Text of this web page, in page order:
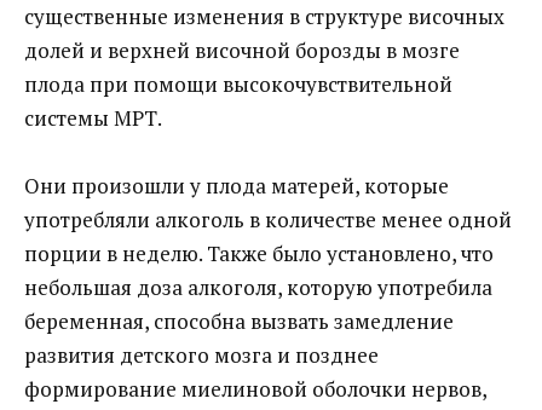
существенные изменения в структуре височных
долей и верхней височной борозды в мозге
плода при помощи высокочувствительной
системы МРТ.
Они произошли у плода матерей, которые
употребляли алкоголь в количестве менее одной
порции в неделю. Также было установлено, что
небольшая доза алкоголя, которую употребила
беременная, способна вызвать замедление
развития детского мозга и позднее
формирование миелиновой оболочки нервов,